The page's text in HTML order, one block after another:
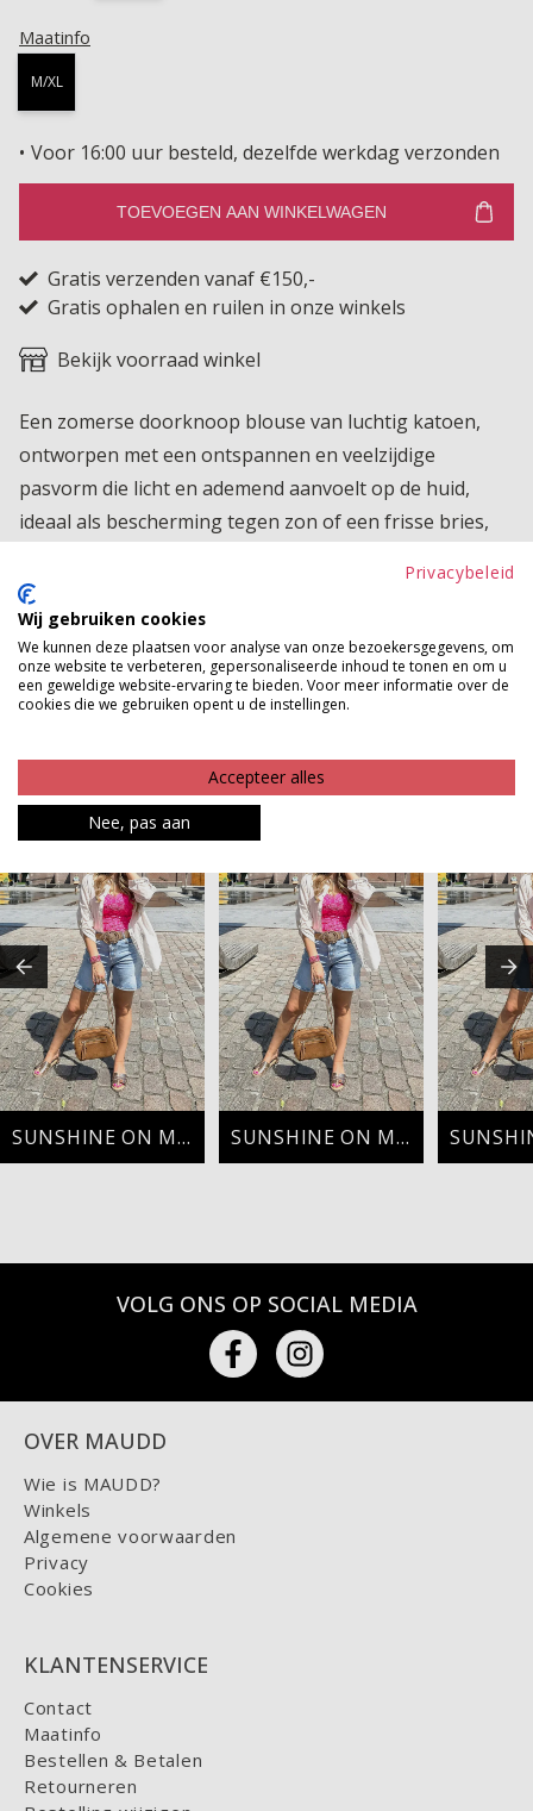
Maatinfo
M/XL
Voor 16:00 uur besteld, dezelfde werkdag verzonden
TOEVOEGEN AAN WINKELWAGEN
Gratis verzenden vanaf €150,-
Gratis ophalen en ruilen in onze winkels
Bekijk voorraad winkel
Een zomerse doorknoop blouse van luchtig katoen,
ontworpen met een ontspannen en veelzijdige
pasvorm die licht en ademend aanvoelt op de huid,
ideaal als bescherming tegen zon of een frisse bries,
of blazer, waardoor hij moeiteloos meebeweegt tussen
casual en gekleed voor een tijdloze, moderne look.
Product kenmerken
Betaalinformatie
MAAK JE LOOK COMPLEET
SUNSHINE ON MY MIND SUNSHINE ON MY MIND
VOLG ONS OP SOCIAL MEDIA
OVER MAUDD
Wie is MAUDD?
Winkels
Algemene voorwaarden
Privacy
Cookies
KLANTENSERVICE
Contact
Maatinfo
Bestellen & Betalen
Retourneren
Privacybeleid
Wij gebruiken cookies
We kunnen deze plaatsen voor analyse van onze bezoekersgegevens, om
onze website te verbeteren, gepersonaliseerde inhoud te tonen en om u
een geweldige website-ervaring te bieden. Voor meer informatie over de
cookies die we gebruiken opent u de instellingen.
Accepteer alles
Nee, pas aan